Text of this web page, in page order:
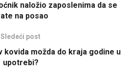
naložio zaposlenima da se
na posao
Sledeći post
kovida možda do kraja godine u
upotrebi?